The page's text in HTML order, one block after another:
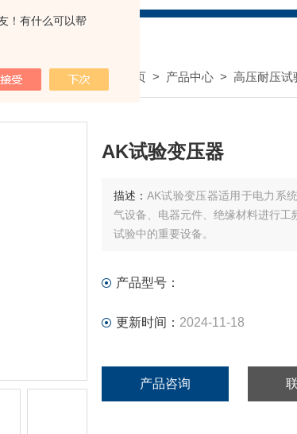
！有什么可以帮
我的位置： 首页 > 产品中心 > 高压耐压试
AK试验变压器
描述： AK试验变压器适用于电力系
气设备、电器元件、绝缘材料进行
试验中的重要设备。
产品型号：
更新时间： 2024-11-18
产品咨询